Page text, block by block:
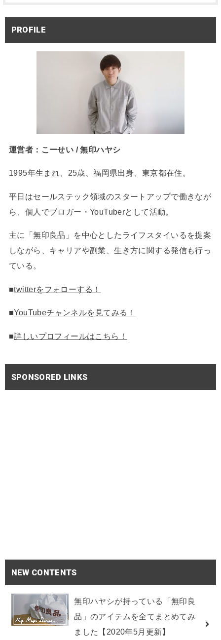
PROFILE
運営者：こーせい / 無印ハヤシ
1995年生まれ、25歳、福岡県出身、東京都在住。
平日はセールステック領域のスタートアップで働きなが
ら、個人でブロガー・YouTuberとして活動。
主に「無印良品」を中心としたライフスタイいるを提案
しながら、キャリアや副業、生き方に関する発信も行っ
ている。
■twitterをフォローする！
■YouTubeチャンネルを見てみる！
■詳しいプロフィールはこちら！
SPONSORED LINKS
NEW CONTENTS
無印ハヤシが持っている「無印良
品」のアイテムを全てまとめてみ
ました【2020年5月更新】